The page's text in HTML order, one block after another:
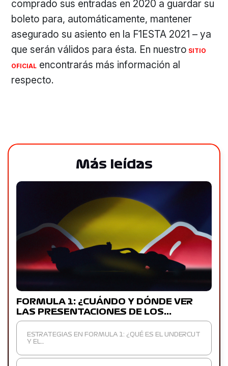
comprado sus entradas en 2020 a guardar su
boleto para, automáticamente, mantener
asegurado su asiento en la F1ESTA 2021 – ya
que serán válidos para ésta. En nuestro SITIO
OFICIAL encontrarás más información al
respecto.
Más leídas
FORMULA 1: ¿CUÁNDO Y DÓNDE VER
LAS PRESENTACIONES DE LOS…
ESTRATEGIAS EN FORMULA 1: ¿QUÉ ES EL UNDERCUT
Y EL…